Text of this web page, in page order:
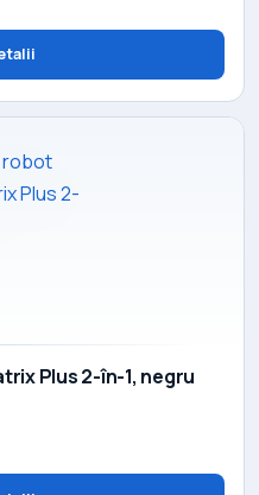
Plus 2-în-1, negru